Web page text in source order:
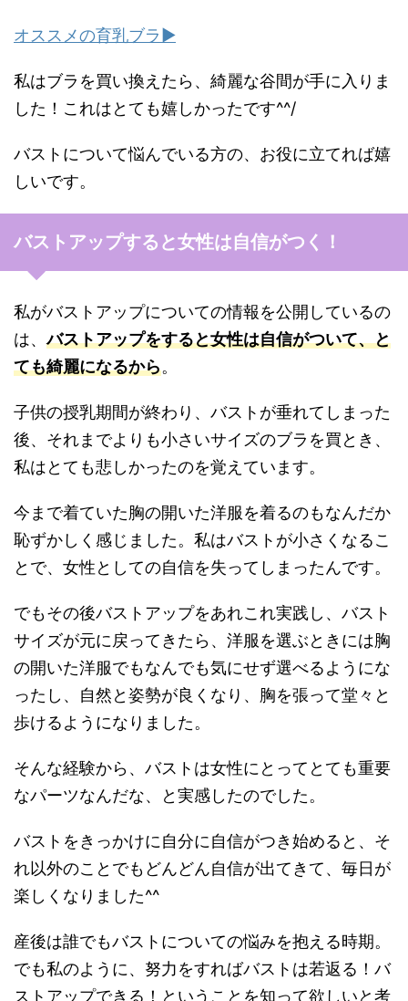
オススメの育乳ブラ▶︎
私はブラを買い換えたら、綺麗な谷間が手に入りま
した！これはとても嬉しかったです^^/
バストについて悩んでいる方の、お役に立てれば嬉
しいです。
バストアップすると女性は自信がつく！
私がバストアップについての情報を公開しているの
は、バストアップをすると女性は自信がついて、と
ても綺麗になるから。
子供の授乳期間が終わり、バストが垂れてしまった
後、それまでよりも小さいサイズのブラを買とき、
私はとても悲しかったのを覚えています。
今まで着ていた胸の開いた洋服を着るのもなんだか
恥ずかしく感じました。私はバストが小さくなるこ
とで、女性としての自信を失ってしまったんです。
でもその後バストアップをあれこれ実践し、バスト
サイズが元に戻ってきたら、洋服を選ぶときには胸
の開いた洋服でもなんでも気にせず選べるようにな
ったし、自然と姿勢が良くなり、胸を張って堂々と
歩けるようになりました。
そんな経験から、バストは女性にとってとても重要
なパーツなんだな、と実感したのでした。
バストをきっかけに自分に自信がつき始めると、そ
れ以外のことでもどんどん自信が出てきて、毎日が
楽しくなりました^^
産後は誰でもバストについての悩みを抱える時期。
でも私のように、努力をすればバストは若返る！バ
ストアップできる！ということを知って欲しいと考